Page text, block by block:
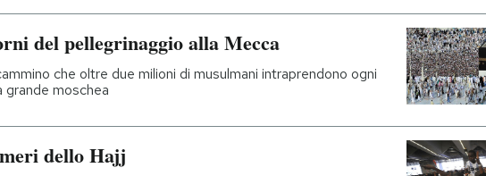
del pellegrinaggio alla Mecca
che oltre due milioni di musulmani intraprendono ogni
grande moschea
dello Hajj